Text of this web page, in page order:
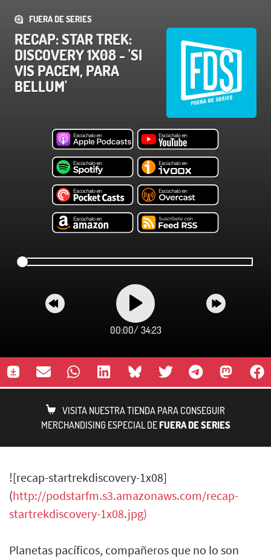
FUERA DE SERIES
RECAP: STAR TREK:
DISCOVERY 1X08 - 'SI
VIS PACEM, PARA
BELLUM'
00:00/ 34:23
VISITA NUESTRA TIENDA PARA CONSEGUIR
MERCHANDISING ESPECIAL DEFUERA DE SERIES
![recap-startrekdiscovery-1x08]
(http://podstarfm.s3.amazonaws.com/recap-
startrekdiscovery-1x08.jpg)
Planetas pacíficos, compañeros que no lo son